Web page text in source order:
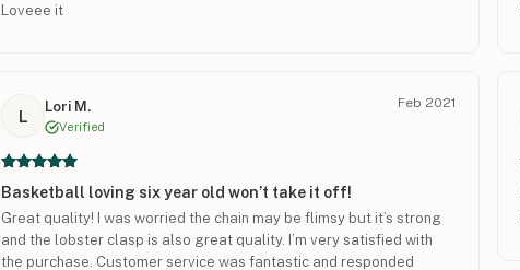
Loveee it
L
Lori M.
Verified
Feb 2021
Basketball loving six year old won’t take it off!
Great quality! I was worried the chain may be flimsy but it’s strong
and the lobster clasp is also great quality. I’m very satisfied with
the purchase. Customer service was fantastic and responded